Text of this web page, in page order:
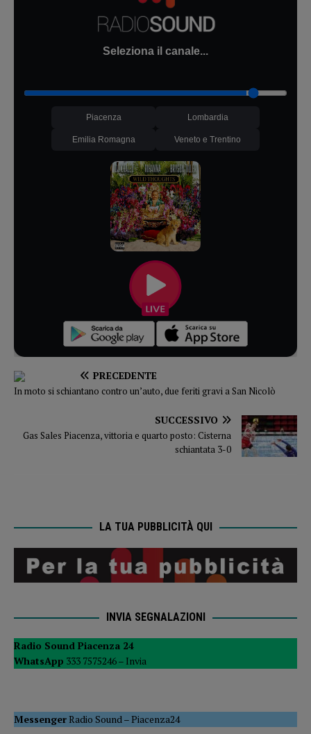
Seleziona il canale...
Piacenza Lombardia
Emilia Romagna Veneto e Trentino
PRECEDENTE
In moto si schiantano contro un’auto, due feriti gravi a San Nicolò
SUCCESSIVO
Gas Sales Piacenza, vittoria e quarto posto: Cisterna
schiantata 3-0
LA TUA PUBBLICITÀ QUI
INVIA SEGNALAZIONI
Radio Sound Piacenza 24
WhatsApp 333 7575246 – Invia
MessengerRadio Sound–Piacenza24